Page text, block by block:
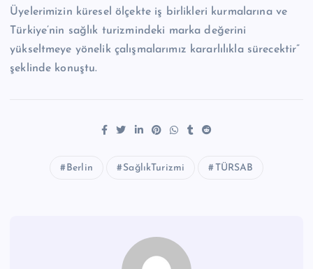
Üyelerimizin küresel ölçekte iş birlikleri kurmalarına ve
Türkiye’nin sağlık turizmindeki marka değerini
yükseltmeye yönelik çalışmalarımız kararlılıkla sürecektir”
şeklinde konuştu.
Berlin SağlıkTurizmi TÜRSAB